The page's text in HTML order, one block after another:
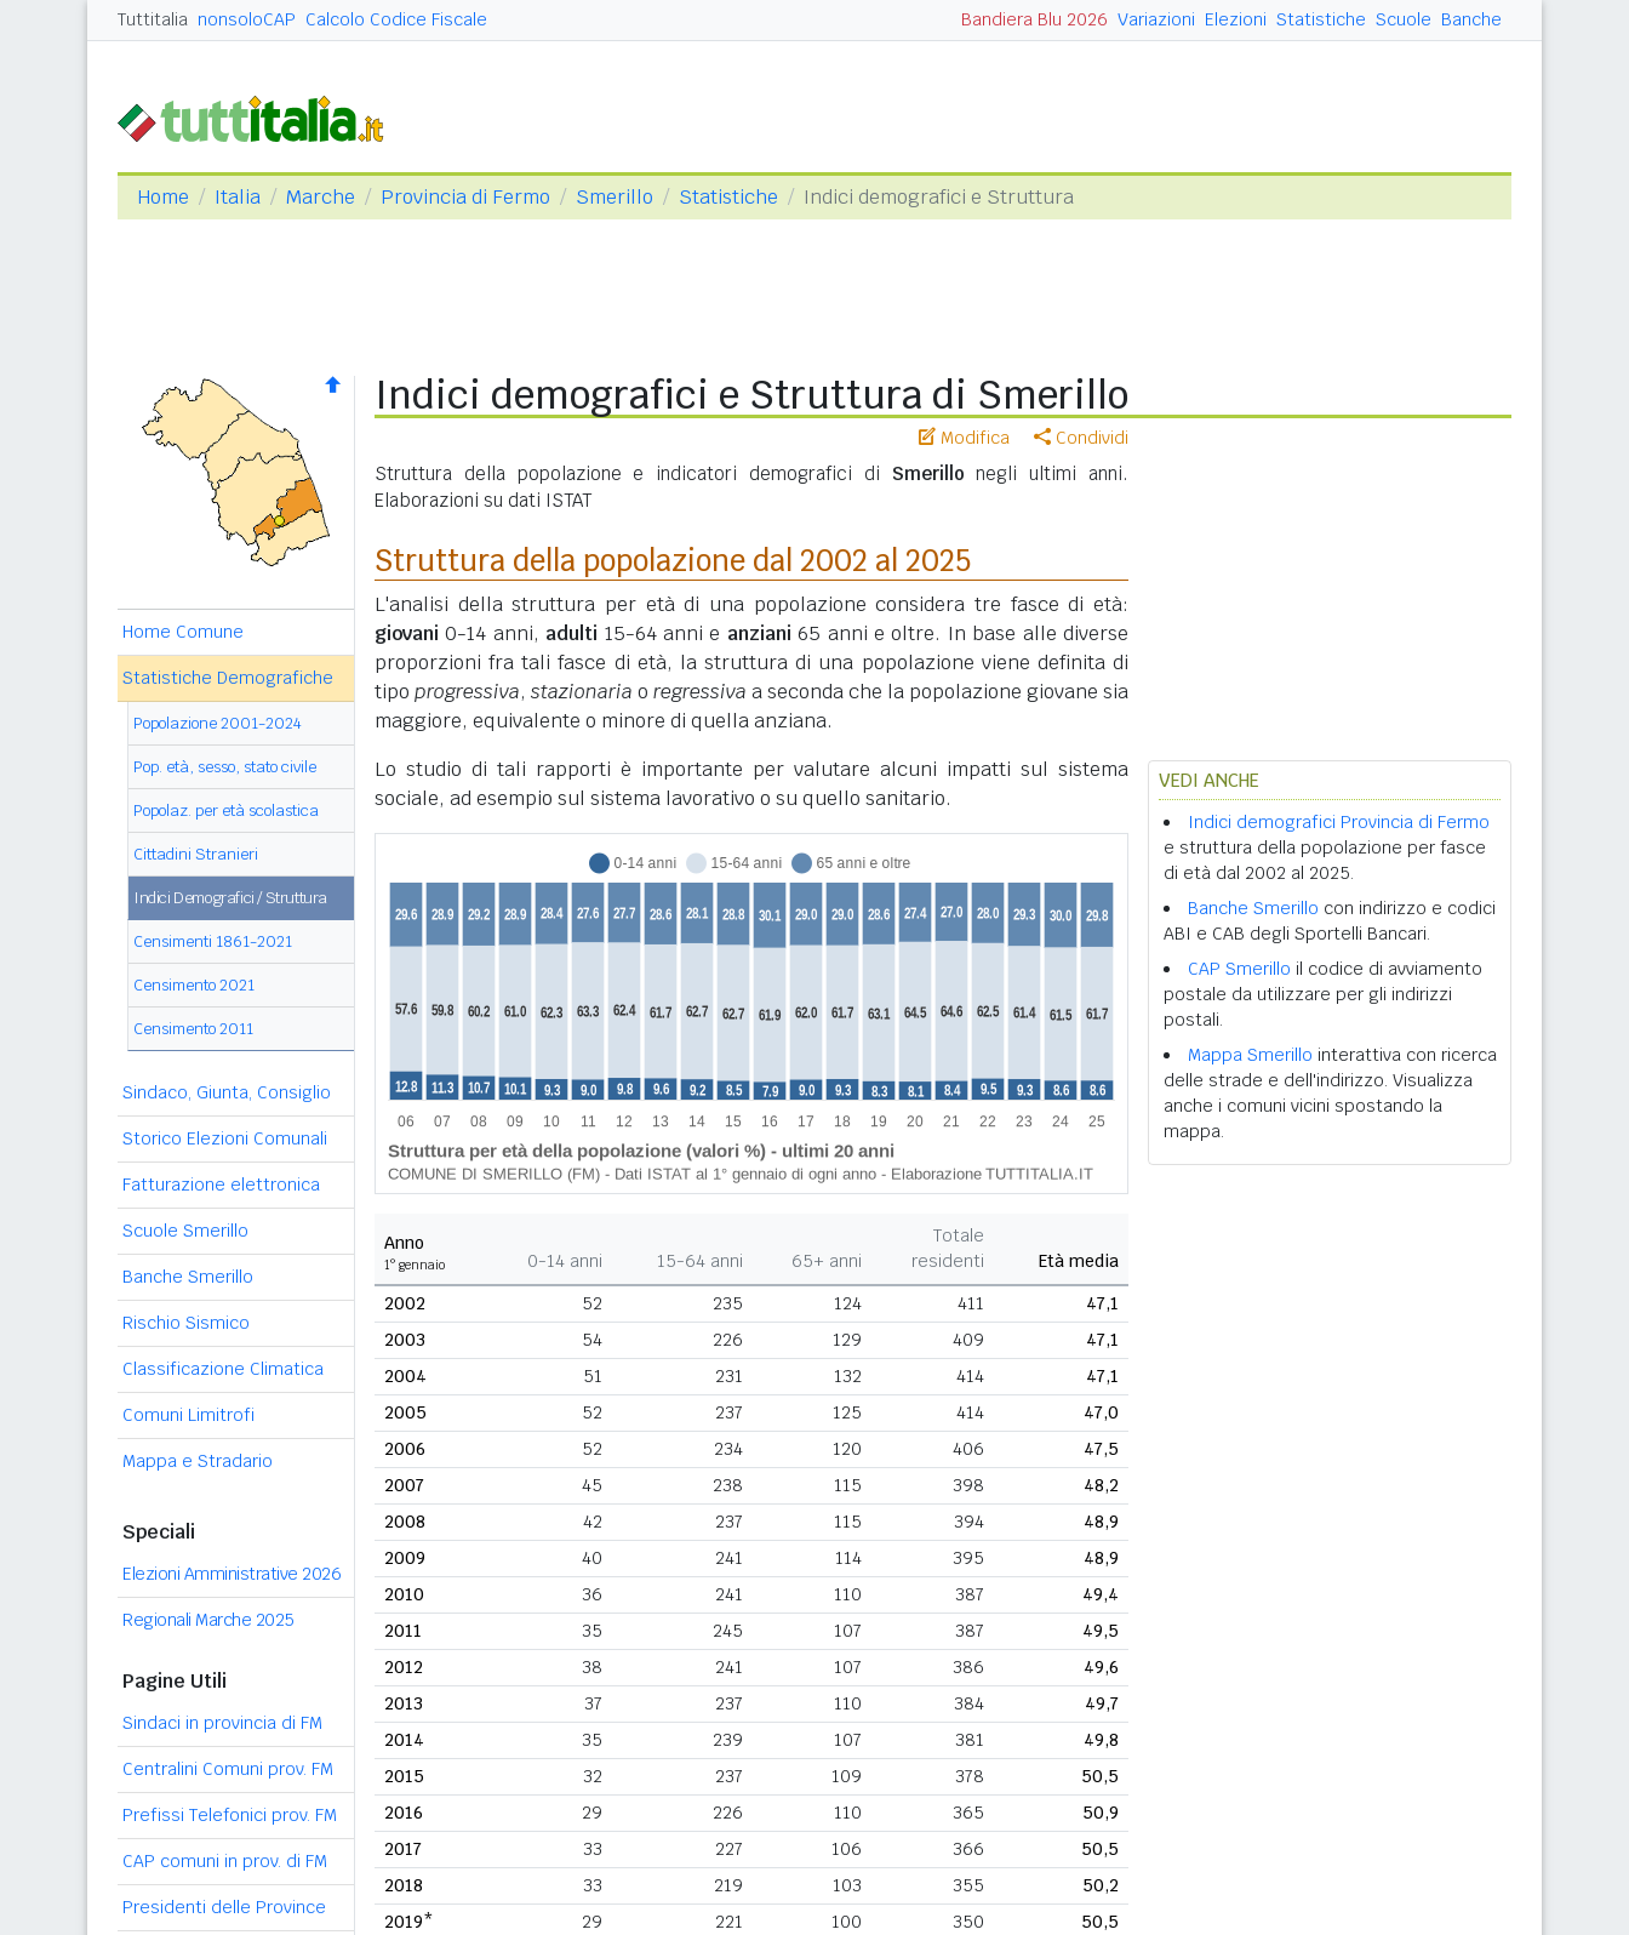
Tuttitalia nonsoloCAP Calcolo Codice Fiscale Bandiera Blu 2026 Variazioni Elezioni Statistiche Scuole Banche
Home Italia Marche Provincia di Fermo Smerillo Statistiche Indici demografici e Struttura
Home Comune
Statistiche Demografiche
Popolazione 2001-2024
Pop. età, sesso, stato civile
Popolaz. per età scolastica
Cittadini Stranieri
Indici Demografici / Struttura
Censimenti 1861-2021
Censimento 2021
Censimento 2011
Sindaco, Giunta, Consiglio
Storico Elezioni Comunali
Fatturazione elettronica
Scuole Smerillo
Banche Smerillo
Rischio Sismico
Classificazione Climatica
Comuni Limitrofi
Mappa e Stradario
Speciali
Elezioni Amministrative 2026
Regionali Marche 2025
Pagine Utili
Sindaci in provincia di FM
Centralini Comuni prov. FM
Prefissi Telefonici prov. FM
CAP comuni in prov. di FM
Presidenti delle Province
Indici demografici e Struttura di Smerillo
Modifica Condividi
Struttura della popolazione e indicatori demografici di Smerillo negli ultimi anni.
Elaborazioni su dati ISTAT
Struttura della popolazione dal 2002 al 2025
L'analisi della struttura per età di una popolazione considera tre fasce di età:
giovani 0-14 anni, adulti 15-64 anni e anziani 65 anni e oltre. In base alle diverse
proporzioni fra tali fasce di età, la struttura di una popolazione viene definita di
tipo progressiva, stazionaria o regressiva a seconda che la popolazione giovane sia
maggiore, equivalente o minore di quella anziana.
Lo studio di tali rapporti è importante per valutare alcuni impatti sul sistema
sociale, ad esempio sul sistema lavorativo o su quello sanitario.
Anno
1° gennaio 0-14 anni 15-64 anni 65+ anni
Totale
residenti
Età media
2002
52 235 124 411
47,1
2003
54 226 129 409
47,1
2004
51 231 132 414
47,1
2005
52 237 125 414
47,0
2006
52 234 120 406
47,5
2007
45 238 115 398
48,2
2008
42 237 115 394
48,9
2009
40 241 114 395
48,9
2010
36 241 110 387
49,4
2011
35 245 107 387
49,5
2012
38 241 107 386
49,6
2013
37 237 110 384
49,7
2014
35 239 107 381
49,8
2015
32 237 109 378
50,5
2016
29 226 110 365
50,9
2017
33 227 106 366
50,5
2018
33 219 103 355
50,2
2019*
29 221 100 350
50,5
VEDI ANCHE
Indici demografici Provincia di Fermo
e struttura della popolazione per fasce
di età dal 2002 al 2025.
Banche Smerillo con indirizzo e codici
ABI e CAB degli Sportelli Bancari.
CAP Smerillo il codice di avviamento
postale da utilizzare per gli indirizzi
postali.
Mappa Smerillo interattiva con ricerca
delle strade e dell'indirizzo. Visualizza
anche i comuni vicini spostando la
mappa.